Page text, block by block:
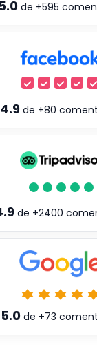
5.0 de +595
4.9 de +80
de +2400
5.0de +73